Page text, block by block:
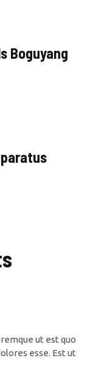
Boguyang
ut est quo
esse. Est ut